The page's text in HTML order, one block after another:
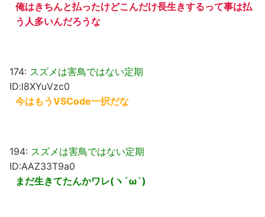
俺はきちんと払ったけどこんだけ長生きするって事は払
う人多いんだろうな
174: スズメは害鳥ではない定期
ID:l8XYuVzc0
今はもうVSCode一択だな
194: スズメは害鳥ではない定期
ID:AAZ33T9a0
まだ生きてたんかワレ(ヽ´ω`)